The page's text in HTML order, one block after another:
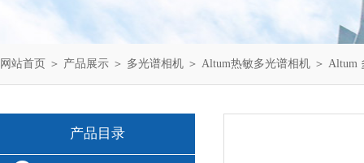
网站首页 ＞ 产品展示 ＞ 多光谱相机 ＞ Altum热敏多光谱相机 ＞ Altum
产品目录